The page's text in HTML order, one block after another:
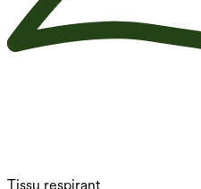
Tissu respirant